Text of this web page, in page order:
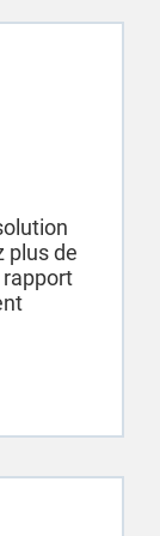
plus de
rapport